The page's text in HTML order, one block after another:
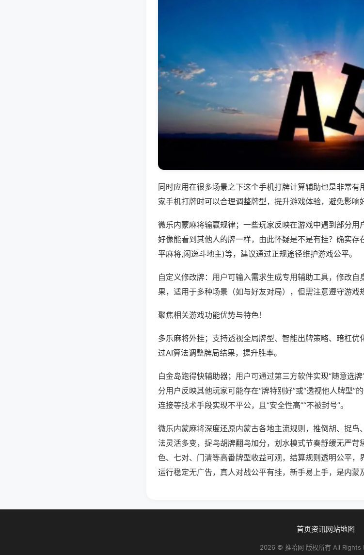
同时应用在很多场景之下这个手机打牌计算辅助也是非常
家手机打牌时可以合理调整牌型，提升游戏体验，避免影响
微乐内蒙麻将输赢规律；一些玩家反映在游戏中遇到部分
好像能看到其他人的牌一样，由此怀疑是不是有挂？确实
平麻将,闲逸斗地主)等，建议通过正规途径维护游戏公平。
自定义修改牌：用户可输入需求生成专用辅助工具，修改自
果，适用于多种场景（如与好友对局），但需注意遵守游戏
聚焦相关游戏功能优势与特色！
多乐麻将外挂；支持透视全局牌型、智能出牌策略、暗杠
过AI算法调整牌局结果，提升胜率。
白金岛跑得快辅助器；用户可通过第三方软件实现“随意选牌
分用户反映其他玩家可能存在“牌特别好”或“透视他人牌型”
连接等技术手段实现不平公，且“安全性高”“不被封号”。
微乐内蒙麻将深度还原内蒙古各地主流规则，推倒胡、捉
法灵活多变，捉鸟胡牌翻鸟加分，划水模式节奏舒缓无严
色、七对、门清等高番牌型收益可观，结算规则透明公平，
运行稳定无广告，真人对战公平有挂，新手易上手，是内蒙
首页资讯网站地图
2026 © 推哈网 版权所有 All Rights